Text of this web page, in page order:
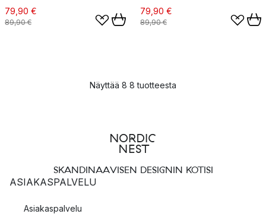
pakkaus, Pähkinä
79,90 €
89,90 €
pakkaus, Pähkinäraita
79,90 €
89,90 €
Näyttää 8 8 tuotteesta
SKANDINAAVISEN DESIGNIN KOTISI
ASIAKASPALVELU
Asiakaspalvelu